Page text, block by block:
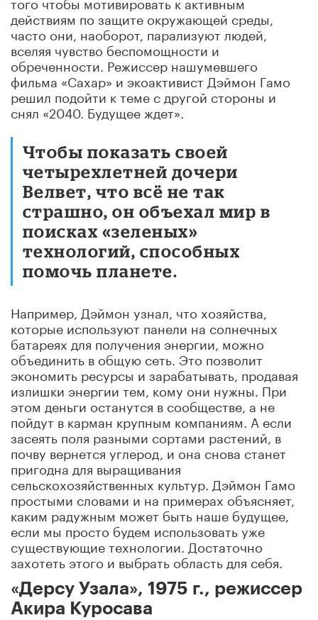
действиям по защите окружающей среды,
часто они, наоборот, парализуют людей,
вселяя чувство беспомощности и
обреченности. Режиссер нашумевшего
фильма «Сахар» и экоактивист Дэймон Гамо
решил подойти к теме с другой стороны и
снял «2040. Будущее ждет».
Чтобы показать своей
четырехлетней дочери
Велвет, что всё не так
страшно, он объехал мир в
поисках «зеленых»
технологий, способных
помочь планете.
Например, Дэймон узнал, что хозяйства,
которые используют панели на солнечных
батареях для получения энергии, можно
объединить в общую сеть. Это позволит
экономить ресурсы и зарабатывать, продавая
излишки энергии тем, кому они нужны. При
этом деньги останутся в сообществе, а не
пойдут в карман крупным компаниям. А если
засеять поля разными сортами растений, в
почву вернется углерод, и она снова станет
пригодна для выращивания
сельскохозяйственных культур. Дэймон Гамо
простыми словами и на примерах объясняет,
каким радужным может быть наше будущее,
если мы просто будем использовать уже
существующие технологии. Достаточно
захотеть этого и выбрать область для себя.
«Дерсу Узала», 1975 г., режиссер
Акира Куросава